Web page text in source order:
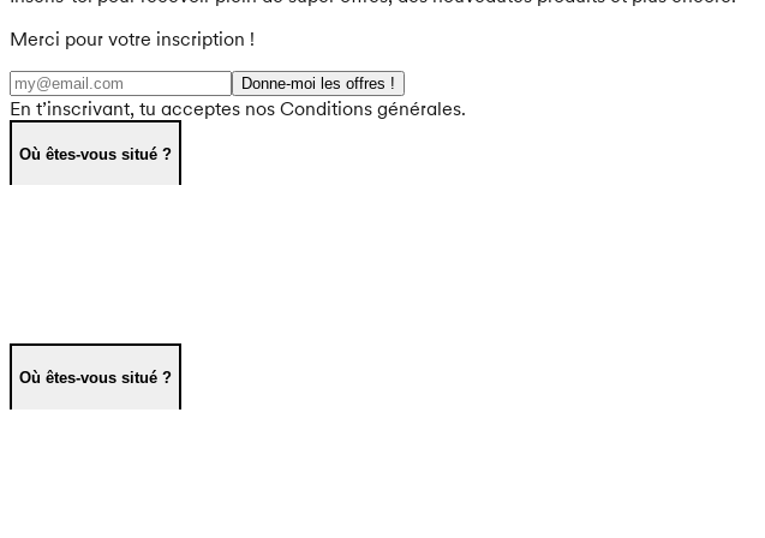
Merci pour votre inscription !
Donne-moi les offres !
En t’inscrivant, tu acceptes nos Conditions générales.
Où êtes-vous situé ?
Où êtes-vous situé ?